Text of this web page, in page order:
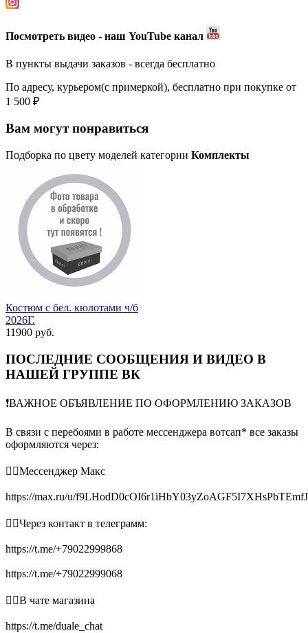
Посмотреть видео - наш YouTube канал
В пункты выдачи заказов - всегда бесплатно
По адресу, курьером(с примеркой), бесплатно при покупке от
1 500 ₽
Вам могут понравиться
Подборка по цвету моделей категории Комплекты
Костюм с бел. кюлотами ч/б
2026Г.
11900 руб.
ПОСЛЕДНИЕ СООБЩЕНИЯ И ВИДЕО В
НАШЕЙ ГРУППЕ ВК
❗️ВАЖНОЕ ОБЪЯВЛЕНИЕ ПО ОФОРМЛЕНИЮ ЗАКАЗОВ
В связи с перебоями в работе мессенджера вотсап* все заказы
оформляются через:
👉🏻Мессенджер Макс
https://max.ru/u/
👉🏻Через контакт в телеграмм:
https://t.me/+79022999868
https://t.me/+79022999068
👉🏻В чате магазина
https://t.me/duale_chat